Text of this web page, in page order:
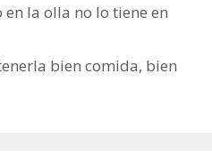
en la olla no lo tiene en
bien comida, bien